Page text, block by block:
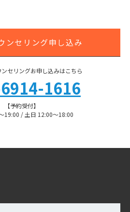
ンセリング申し込み
セリングお申し込みはこちら
1616
【予約受付】
19:00 / 土日 12:00〜18:00